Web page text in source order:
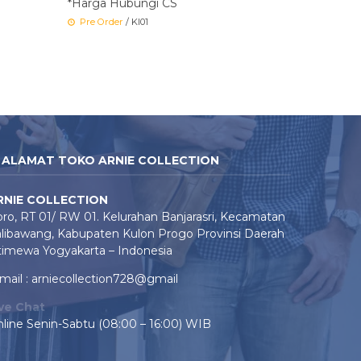
*Harga Hubungi CS
Pre Order / KI01
ALAMAT TOKO ARNIE COLLECTION
COLLECTION
RT 01/ RW 01. Kelurahan Banjarasri, Kecamatan
Kabupaten Kulon Progo Provinsi Daerah
Yogyakarta – Indonesia
: arniecollection728@gmail
Chat
Senin-Sabtu (08:00 – 16:00) WIB